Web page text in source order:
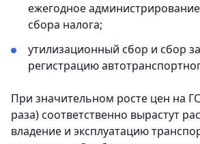
ежегодное
сбора налога;
утилизационный сбор и сбор
регистрацию
При значительном росте цен на
раза) соответственно вырастут
владение и эксплуатацию